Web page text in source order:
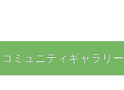
コミュニティギャラリー